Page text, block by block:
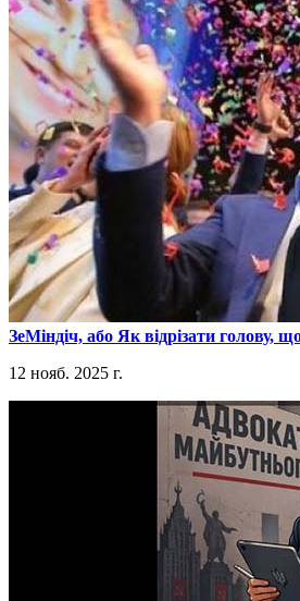
​ЗеМіндіч, або Як відрізати голову,
12 нояб. 2025 г.